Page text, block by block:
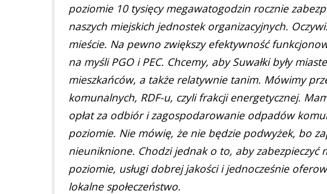
poziomie 10 tysięcy megawatogodzin rocznie
naszych miejskich jednostek organizacyjnych.
mieście. Na pewno zwiększy efektywność
na myśli PGO i PEC. Chcemy, aby Suwałki były
mieszkańców, a także relatywnie tanim. Mówimy
komunalnych, RDF-u, czyli frakcji energetycznej.
opłat za odbiór i zagospodarowanie odpadów
poziomie. Nie mówię, że nie będzie podwyżek, bo
nieuniknione. Chodzi jednak o to, aby zabezpieczyć
poziomie, usługi dobrej jakości i jednocześnie
lokalne społeczeństwo.